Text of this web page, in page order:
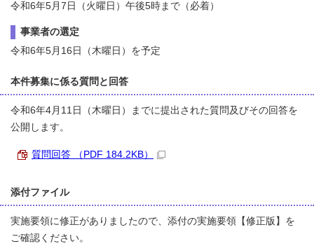
令和6年5月7日（火曜日）午後5時まで（必着）
事業者の選定
令和6年5月16日（木曜日）を予定
本件募集に係る質問と回答
令和6年4月11日（木曜日）までに提出された質問及びその回答を
公開します。
質問回答 （PDF 184.2KB）
添付ファイル
実施要領に修正がありましたので、添付の実施要領【修正版】を
ご確認ください。